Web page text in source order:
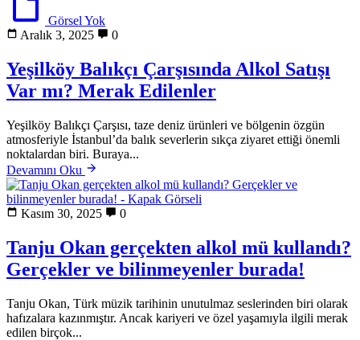
Görsel Yok
Aralık 3, 2025
0
Yeşilköy Balıkçı Çarşısında Alkol Satışı
Var mı? Merak Edilenler
Yeşilköy Balıkçı Çarşısı, taze deniz ürünleri ve bölgenin özgün
atmosferiyle İstanbul’da balık severlerin sıkça ziyaret ettiği önemli
noktalardan biri. Buraya...
Devamını Oku
Kasım 30, 2025 0
Tanju Okan gerçekten alkol mü kullandı?
Gerçekler ve bilinmeyenler burada!
Tanju Okan, Türk müzik tarihinin unutulmaz seslerinden biri olarak
hafızalara kazınmıştır. Ancak kariyeri ve özel yaşamıyla ilgili merak
edilen birçok...